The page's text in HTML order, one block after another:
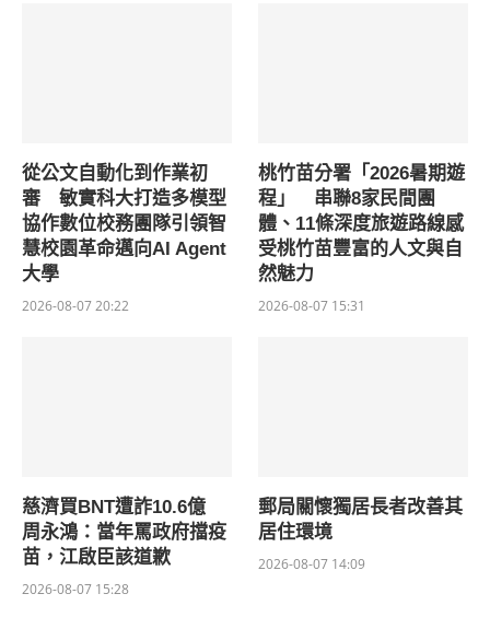
從公文自動化到作業初
審 敏實科大打造多模型
協作數位校務團隊引領智
慧校園革命邁向AI Agent
大學
2026-08-07 20:22
桃竹苗分署「2026暑期遊
程」 串聯8家民間團
體、11條深度旅遊路線感
受桃竹苗豐富的人文與自
然魅力
2026-08-07 15:31
慈濟買BNT遭詐10.6億
周永鴻：當年罵政府擋疫
苗，江啟臣該道歉
2026-08-07 15:28
郵局關懷獨居長者改善其
居住環境
2026-08-07 14:09